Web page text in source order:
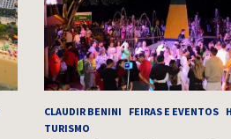
CLAUDIR BENINI FEIRAS E EVENTOS
TURISMO